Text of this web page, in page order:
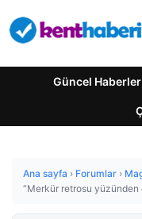
Güncel Haberler
Ana sayfa › Forumlar ›
“Merkür retrosu yüzünden